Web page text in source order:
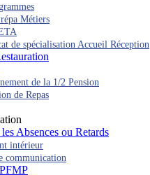
Métiers
de spécialisation Accueil Réception
de la 1/2 Pension
de Repas
Absences ou Retards
intérieur
communication